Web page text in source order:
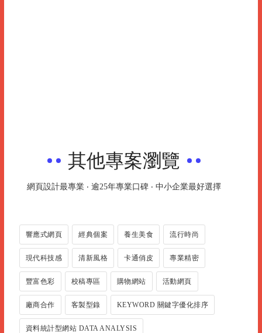
其他專案瀏覽
網頁設計最專業 ‧ 逾25年專業口碑 ‧ 中小企業最好選擇
響應式網頁 經典個案 養生美食 流行時尚
現代科技感 清新風格 卡通俏皮 專業精密
豐富色彩 校稿專區 購物網站 活動網頁
廠商合作 客製型錄 KEYWORD 關鍵字優化排序
資料統計型網站 DATA ANALYSIS